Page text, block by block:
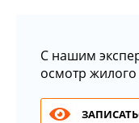
С нашим
осмотр